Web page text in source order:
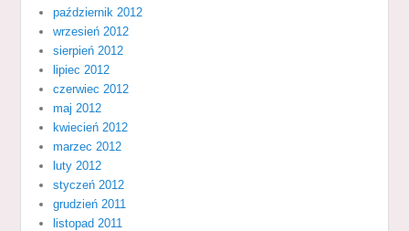
październik 2012
wrzesień 2012
sierpień 2012
lipiec 2012
czerwiec 2012
maj 2012
kwiecień 2012
marzec 2012
luty 2012
styczeń 2012
grudzień 2011
listopad 2011